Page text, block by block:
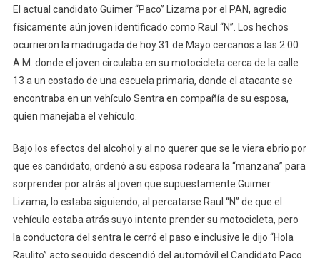
Evelio
Lizama
Ancona
Estaba
Ebrio
Y
Golpea
Un
Joven
De
Su
El actual candidato Guimer “Paco” Lizama por el PAN, agredio
físicamente aún joven identificado como Raul “N”. Los hechos
ocurrieron la madrugada de hoy 31 de Mayo cercanos a las 2:00
A.M. donde el joven circulaba en su motocicleta cerca de la calle
13 a un costado de una escuela primaria, donde el atacante se
encontraba en un vehículo Sentra en compañía de su esposa,
quien manejaba el vehículo.
Bajo los efectos del alcohol y al no querer que se le viera ebrio por
que es candidato, ordenó a su esposa rodeara la “manzana” para
sorprender por atrás al joven que supuestamente Guimer
Lizama, lo estaba siguiendo, al percatarse Raul “N” de que el
vehículo estaba atrás suyo intento prender su motocicleta, pero
la conductora del sentra le cerró el paso e inclusive le dijo “Hola
Raulito” acto seguido descendió del automóvil el Candidato Paco